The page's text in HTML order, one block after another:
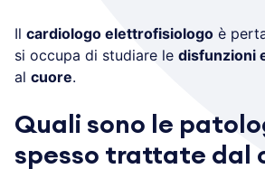
Il cardiologo elettrofisiologo è
si occupa di studiare le disfunzioni
al cuore.
Quali sono le
spesso trattate dal